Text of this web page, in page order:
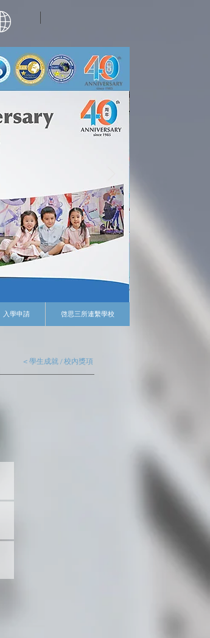
入學申請 啓思三所連繫學校
< 學生成就 / 校內獎項